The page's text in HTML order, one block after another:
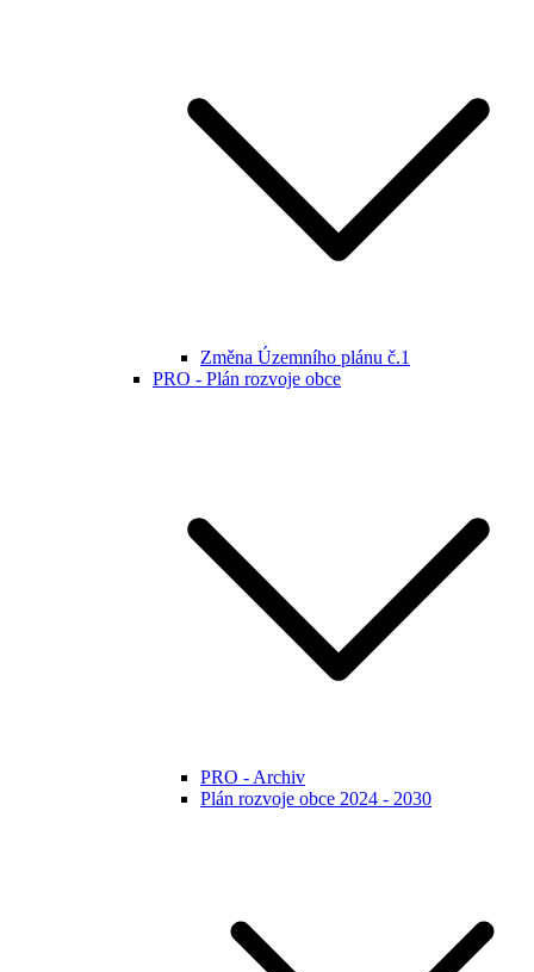
Změna Územního plánu č.1
PRO - Plán rozvoje obce
PRO - Archiv
Plán rozvoje obce 2024 - 2030